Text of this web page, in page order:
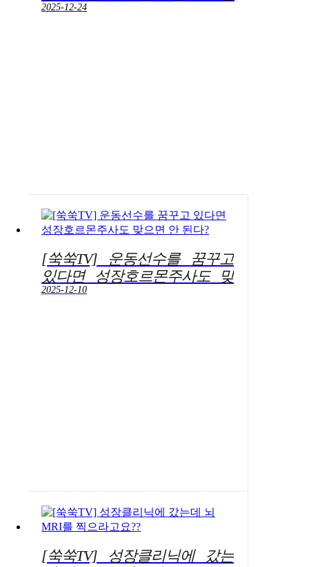
게 하셔야 합니다!
2025-12-24
[쑥쑥TV] 운동선수를 꿈꾸고
있다면 성장호르몬주사도 맞
으면 안 된다?
2025-12-10
[쑥쑥TV] 성장클리닉에 갔는